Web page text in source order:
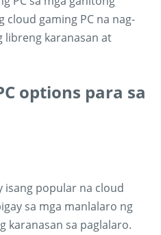
cloud gaming PC na nag-
libreng karanasan at
options para sa
isang popular na cloud
sa mga manlalaro ng
karanasan sa paglalaro.